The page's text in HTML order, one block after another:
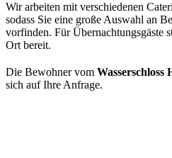
Wir arbeiten mit verschiedenen
sodass Sie eine große Auswahl an
vorfinden. Für Übernachtungsgäste
Ort bereit.
Die Bewohner vom Wasserschloss
sich auf Ihre Anfrage.